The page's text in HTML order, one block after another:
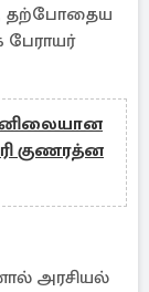
தற்போதைய
பேராயர்
குணரத்ன
அரசியல்